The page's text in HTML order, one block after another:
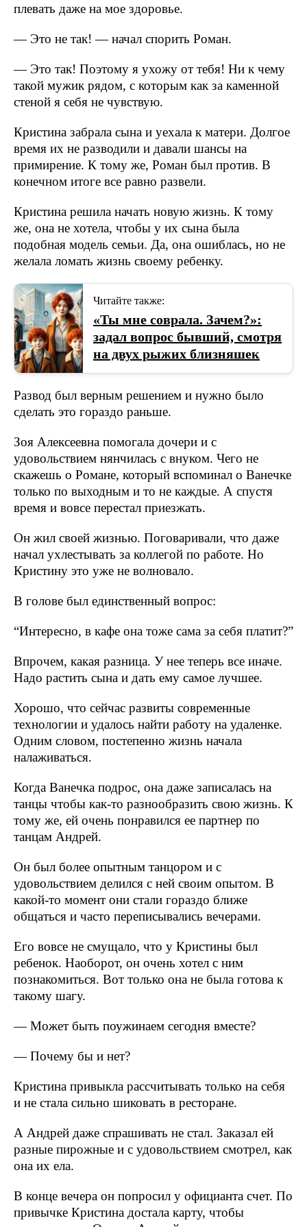
плевать даже на мое здоровье.
— Это не так! — начал спорить Роман.
— Это так! Поэтому я ухожу от тебя! Ни к чему
такой мужик рядом, с которым как за каменной
стеной я себя не чувствую.
Кристина забрала сына и уехала к матери. Долгое
время их не разводили и давали шансы на
примирение. К тому же, Роман был против. В
конечном итоге все равно развели.
Кристина решила начать новую жизнь. К тому
же, она не хотела, чтобы у их сына была
подобная модель семьи. Да, она ошиблась, но не
желала ломать жизнь своему ребенку.
Читайте также:
«Ты мне соврала. Зачем?»:
задал вопрос бывший, смотря
на двух рыжих близняшек
Развод был верным решением и нужно было
сделать это гораздо раньше.
Зоя Алексеевна помогала дочери и с
удовольствием нянчилась с внуком. Чего не
скажешь о Романе, который вспоминал о Ванечке
только по выходным и то не каждые. А спустя
время и вовсе перестал приезжать.
Он жил своей жизнью. Поговаривали, что даже
начал ухлестывать за коллегой по работе. Но
Кристину это уже не волновало.
В голове был единственный вопрос:
“Интересно, в кафе она тоже сама за себя платит?”
Впрочем, какая разница. У нее теперь все иначе.
Надо растить сына и дать ему самое лучшее.
Хорошо, что сейчас развиты современные
технологии и удалось найти работу на удаленке.
Одним словом, постепенно жизнь начала
налаживаться.
Когда Ванечка подрос, она даже записалась на
танцы чтобы как-то разнообразить свою жизнь. К
тому же, ей очень понравился ее партнер по
танцам Андрей.
Он был более опытным танцором и с
удовольствием делился с ней своим опытом. В
какой-то момент они стали гораздо ближе
общаться и часто переписывались вечерами.
Его вовсе не смущало, что у Кристины был
ребенок. Наоборот, он очень хотел с ним
познакомиться. Вот только она не была готова к
такому шагу.
— Может быть поужинаем сегодня вместе?
— Почему бы и нет?
Кристина привыкла рассчитывать только на себя
и не стала сильно шиковать в ресторане.
А Андрей даже спрашивать не стал. Заказал ей
разные пирожные и с удовольствием смотрел, как
она их ела.
В конце вечера он попросил у официанта счет. По
привычке Кристина достала карту, чтобы